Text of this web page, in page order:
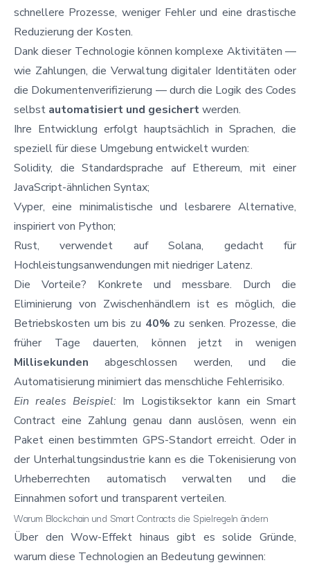
schnellere Prozesse, weniger Fehler und eine drastische
Reduzierung der Kosten.
Dank dieser Technologie können komplexe Aktivitäten —
wie Zahlungen, die Verwaltung digitaler Identitäten oder
die Dokumentenverifizierung — durch die Logik des Codes
selbst automatisiert und gesichertwerden.
Ihre Entwicklung erfolgt hauptsächlich in Sprachen, die
speziell für diese Umgebung entwickelt wurden:
Solidity, die Standardsprache auf Ethereum, mit einer
JavaScript-ähnlichen Syntax;
Vyper, eine minimalistische und lesbarere Alternative,
inspiriert von Python;
Rust, verwendet auf Solana, gedacht für
Hochleistungsanwendungen mit niedriger Latenz.
Die Vorteile? Konkrete und messbare. Durch die
Eliminierung von Zwischenhändlern ist es möglich, die
Betriebskosten um bis zu 40% zu senken. Prozesse, die
früher Tage dauerten, können jetzt in wenigen
Millisekunden abgeschlossen werden, und die
Automatisierung minimiert das menschliche Fehlerrisiko.
Ein reales Beispiel: Im Logistiksektor kann ein Smart
Contract eine Zahlung genau dann auslösen, wenn ein
Paket einen bestimmten GPS-Standort erreicht. Oder in
der Unterhaltungsindustrie kann es die Tokenisierung von
Urheberrechten automatisch verwalten und die
Einnahmen sofort und transparent verteilen.
Warum Blockchain und Smart Contracts die Spielregeln ändern
Über den Wow-Effekt hinaus gibt es solide Gründe,
warum diese Technologien an Bedeutung gewinnen: